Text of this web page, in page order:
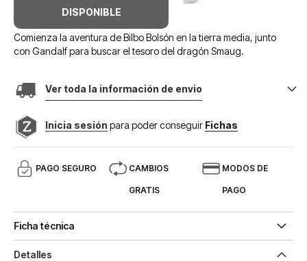
DISPONIBLE
Comienza la aventura de Bilbo Bolsón en la tierra media, junto
con Gandalf para buscar el tesoro del dragón Smaug.
Ver toda la información de envio
Inicia sesión para poder conseguir Fichas
PAGO SEGURO CAMBIOS
GRATIS
MODOS DE
PAGO
Ficha técnica
Detalles